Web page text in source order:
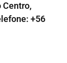
Centro,
+56